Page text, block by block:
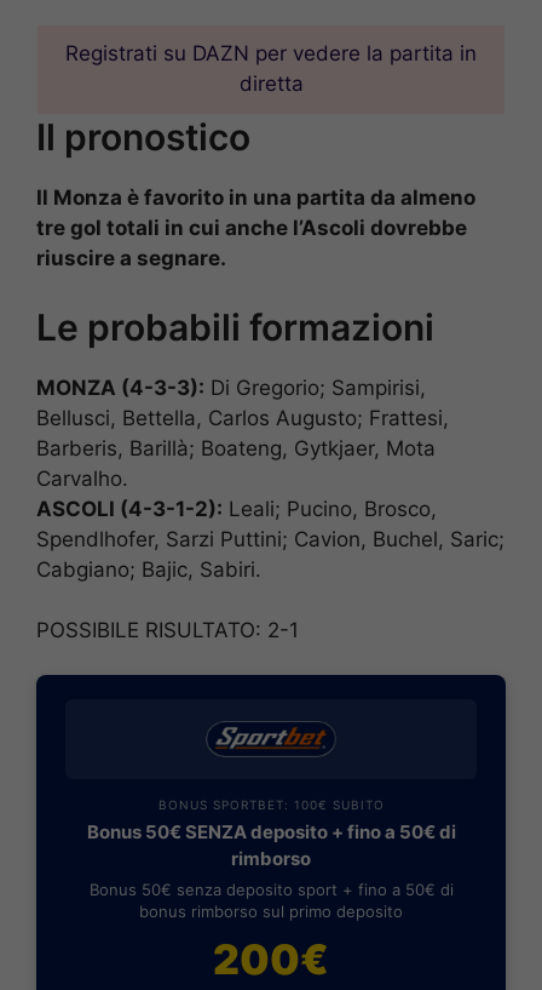
Registrati su DAZN per vedere la partita in
diretta
Il pronostico
Il Monza è favorito in una partita da almeno
tre gol totali in cui anche l’Ascoli dovrebbe
riuscire a segnare.
Le probabili formazioni
MONZA (4-3-3): Di Gregorio; Sampirisi,
Bellusci, Bettella, Carlos Augusto; Frattesi,
Barberis, Barillà; Boateng, Gytkjaer, Mota
Carvalho.
ASCOLI (4-3-1-2): Leali; Pucino, Brosco,
Spendlhofer, Sarzi Puttini; Cavion, Buchel, Saric;
Cabgiano; Bajic, Sabiri.
POSSIBILE RISULTATO: 2-1
BONUS SPORTBET: 100€ SUBITO
Bonus 50€ SENZA deposito + fino a 50€ di
rimborso
Bonus 50€ senza deposito sport + fino a 50€ di
bonus rimborso sul primo deposito
200€